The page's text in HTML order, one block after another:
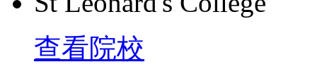
查看院校